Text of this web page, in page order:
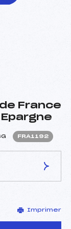
France
FRA1192
JACQUES (FIS)
(FRA)
Imprimer